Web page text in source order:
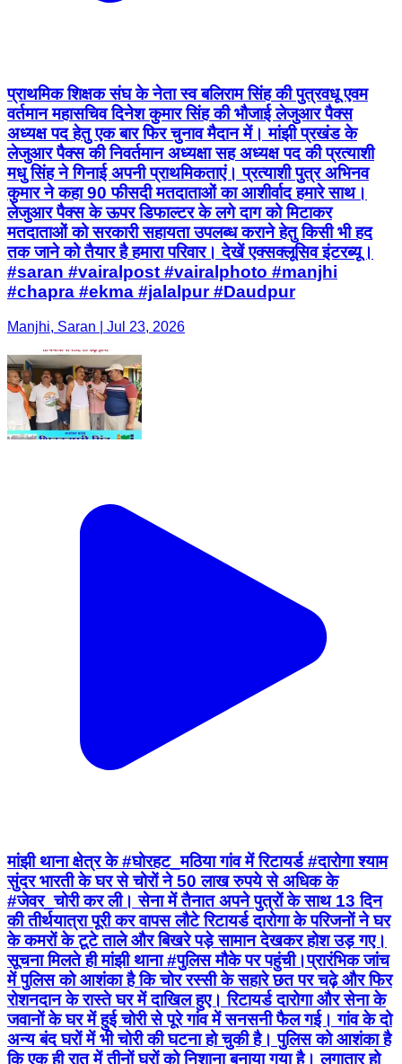
प्राथमिक शिक्षक संघ के नेता स्व बलिराम सिंह की पुत्रवधू एवम
वर्तमान महासचिव दिनेश कुमार सिंह की भौजाई लेजुआर पैक्स
अध्यक्ष पद हेतु एक बार फिर चुनाव मैदान में। मांझी प्रखंड के
लेजुआर पैक्स की निवर्तमान अध्यक्षा सह अध्यक्ष पद की प्रत्याशी
मधु सिंह ने गिनाई अपनी प्राथमिकताएं। प्रत्याशी पुत्र अभिनव
कुमार ने कहा 90 फीसदी मतदाताओं का आशीर्वाद हमारे साथ।
लेजुआर पैक्स के ऊपर डिफाल्टर के लगे दाग को मिटाकर
मतदाताओं को सरकारी सहायता उपलब्ध कराने हेतु किसी भी हद
तक जाने को तैयार है हमारा परिवार। देखें एक्सक्लूसिव इंटरब्यू।
#saran #vairalpost #vairalphoto #manjhi
#chapra #ekma #jalalpur #Daudpur
Manjhi, Saran | Jul 23, 2026
मांझी थाना क्षेत्र के #घोरहट_मठिया गांव में रिटायर्ड #दारोगा श्याम
सुंदर भारती के घर से चोरों ने 50 लाख रुपये से अधिक के
#जेवर_चोरी कर ली। सेना में तैनात अपने पुत्रों के साथ 13 दिन
की तीर्थयात्रा पूरी कर वापस लौटे रिटायर्ड दारोगा के परिजनों ने घर
के कमरों के टूटे ताले और बिखरे पड़े सामान देखकर होश उड़ गए।
सूचना मिलते ही मांझी थाना #पुलिस मौके पर पहुंची।प्रारंभिक जांच
में पुलिस को आशंका है कि चोर रस्सी के सहारे छत पर चढ़े और फिर
रोशनदान के रास्ते घर में दाखिल हुए। रिटायर्ड दारोगा और सेना के
जवानों के घर में हुई चोरी से पूरे गांव में सनसनी फैल गई। गांव के दो
अन्य बंद घरों में भी चोरी की घटना हो चुकी है। पुलिस को आशंका है
कि एक ही रात में तीनों घरों को निशाना बनाया गया है। लगातार हो